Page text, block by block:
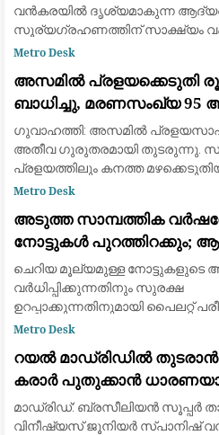
വൻകരയിൽ ദൃശ്യമാകുന്ന
സൂര്യഗ്രഹണത്തിന് സാക്ഷ്യം
ഒരുങ്ങി ശാസ്ത്രലോകവും
മറയ്ക
Metro Desk
അസമിൽ പ്രളയക്കെടുതി
ബാധിച്ചു, മരണസംഖ്യ 95
ഗുവാഹത്തി: അസമിൽ
അതീവ ഗുരുതരമായി തുടരുന്നു.
പ്രളയത്തിലും കനത്ത
മരിച്ചവരുടെ എണ്ണം 95 ആയി
ആളുകളെയാണ് വെള്
Metro Desk
അടുത്ത സാമ്പത്തിക
നോട്ടുകൾ
സഞ്ജയ് മൽഹോത്ര
ചെറിയ മൂല്യമുള്ള നോട്ടുകളുടെ
വർധിപ്പിക്കുന്നതിനും സുരക്ഷ
ഉറപ്പാക്കുന്നതിനുമായി പൈലറ്റ്
പുരോഗമിക്കുന്നു.
Metro Desk
റയൽ മാഡ്രിഡിൽ
കരാർ പുതുക്കാൻ
ഫാബ്രിസിയോ
മാഡ്രിഡ്: ബ്രസീലിയൻ സൂപ്പർ
വിനീഷ്യസ് ജൂനിയർ സ്പാനിഷ്